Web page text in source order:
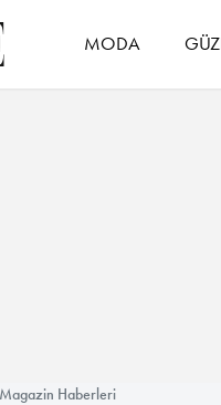
MODA
Magazin Haberleri